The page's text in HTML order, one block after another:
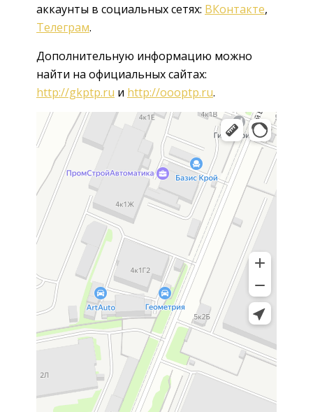
аккаунты в социальных сетях: ВКонтакте,
Телеграм.
Дополнительную информацию можно
найти на официальных сайтах:
http://gkptp.ru и http://oooptp.ru.